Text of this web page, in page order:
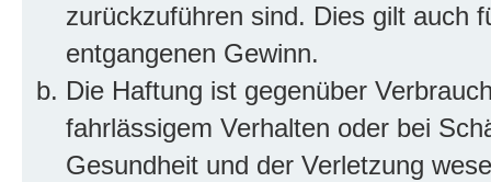
zurückzuführen sind. Dies gilt auch
entgangenen Gewinn.
Die Haftung ist gegenüber
fahrlässigem Verhalten oder bei
Gesundheit und der Verletzung